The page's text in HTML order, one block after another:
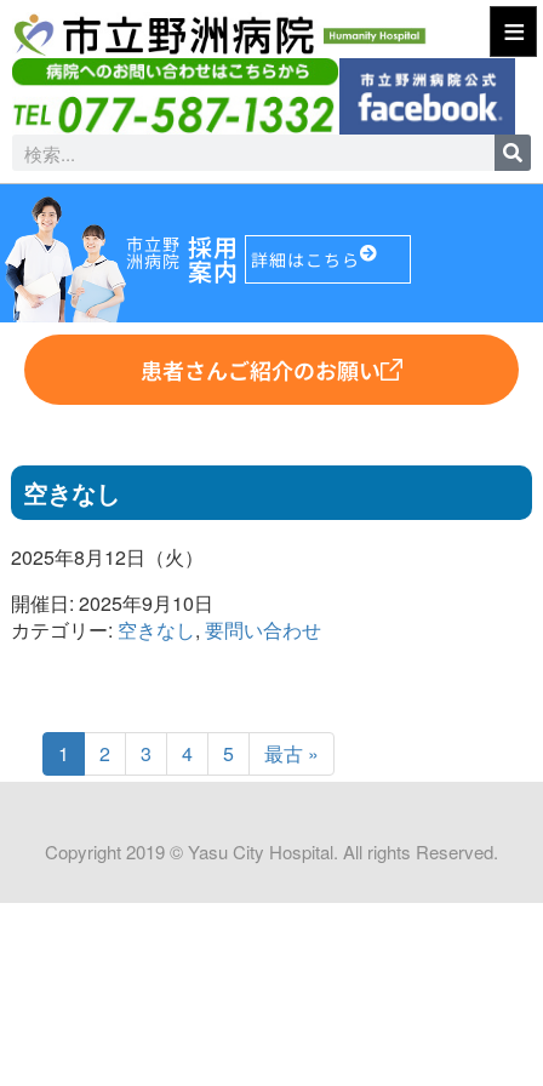
≡
市立野
洲病院 採用
案内 詳細はこちら
患者さんご紹介のお願い
空きなし
2025年8月12日（火）
開催日: 2025年9月10日
カテゴリー: 空きなし, 要問い合わせ
1 2 3 4 5 最古 »
Copyright 2019 © Yasu City Hospital. All rights Reserved.